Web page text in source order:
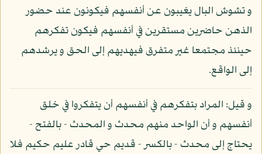
و تشوش البال يغيبون عن أنفسهم فيكونون عند حضور
الذهن حاضرين مستقرين في أنفسهم فيكون تفكرهم
حينئذ مجتمعا غير متفرق فيهديهم إلى الحق و يرشدهم
إلى الواقع.
و قيل: المراد بتفكرهم في أنفسهم أن يتفكروا في خلق
أنفسهم و أن الواحد منهم محدث و المحدث - بالفتح -
يحتاج إلى محدث - بالكسر - قديم حي قادر عليم حكيم فلا